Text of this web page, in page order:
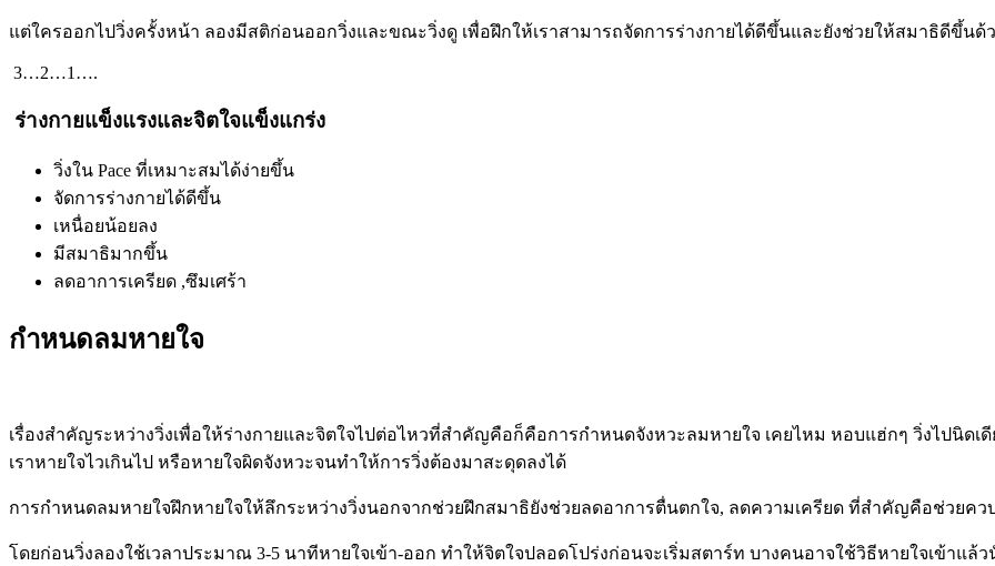
แต่ใครออกไปวิ่งครั้งหน้า ลองมีสติก่อนออกวิ่งและขณะวิ่งดู เพื่อฝึกให้เราสามารถจัดการร่างกายได้ดีขึ้นและยังช่วยให้สมาธิดีขึ้นด้ว
3…2…1….
ร่างกายแข็งแรงและจิตใจแข็งแกร่ง
วิ่งใน Pace ที่เหมาะสมได้ง่ายขึ้น
จัดการร่างกายได้ดีขึ้น
เหนื่อยน้อยลง
มีสมาธิมากขึ้น
ลดอาการเครียด ,ซึมเศร้า
กำหนดลมหายใจ
เรื่องสำคัญระหว่างวิ่งเพื่อให้ร่างกายและจิตใจไปต่อไหวที่สำคัญคือก็คือการกำหนดจังหวะลมหายใจ เคยไหม หอบแฮ่กๆ วิ่งไปนิดเ
เราหายใจไวเกินไป หรือหายใจผิดจังหวะจนทำให้การวิ่งต้องมาสะดุดลงได้
การกำหนดลมหายใจฝึกหายใจให้ลึกระหว่างวิ่งนอกจากช่วยฝึกสมาธิยังช่วยลดอาการตื่นตกใจ, ลดความเครียด ที่สำคัญคือช่วยคว
โดยก่อนวิ่งลองใช้เวลาประมาณ 3-5 นาทีหายใจเข้า-ออก ทำให้จิตใจปลอดโปร่งก่อนจะเริ่มสตาร์ท บางคนอาจใช้วิธีหายใจเข้าแล้ว